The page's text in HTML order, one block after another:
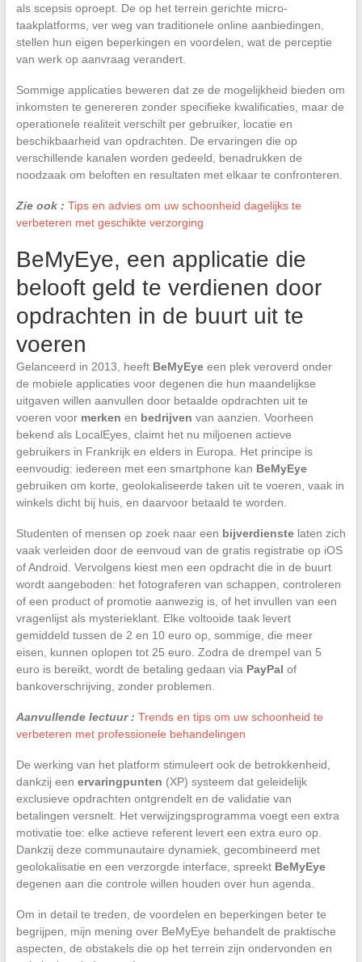
als scepsis oproept. De op het terrein gerichte micro-
taakplatforms, ver weg van traditionele online aanbiedingen,
stellen hun eigen beperkingen en voordelen, wat de perceptie
van werk op aanvraag verandert.
Sommige applicaties beweren dat ze de mogelijkheid bieden om
inkomsten te genereren zonder specifieke kwalificaties, maar de
operationele realiteit verschilt per gebruiker, locatie en
beschikbaarheid van opdrachten. De ervaringen die op
verschillende kanalen worden gedeeld, benadrukken de
noodzaak om beloften en resultaten met elkaar te confronteren.
Zie ook : Tips en advies om uw schoonheid dagelijks te
verbeteren met geschikte verzorging
BeMyEye, een applicatie die
belooft geld te verdienen door
opdrachten in de buurt uit te
voeren
Gelanceerd in 2013, heeft BeMyEyeeen plek veroverd onder
de mobiele applicaties voor degenen die hun maandelijkse
uitgaven willen aanvullen door betaalde opdrachten uit te
voeren voor merken en bedrijven van aanzien. Voorheen
bekend als LocalEyes, claimt het nu miljoenen actieve
gebruikers in Frankrijk en elders in Europa. Het principe is
eenvoudig: iedereen met een smartphone kan BeMyEye
gebruiken om korte, geolokaliseerde taken uit te voeren, vaak in
winkels dicht bij huis, en daarvoor betaald te worden.
Studenten of mensen op zoek naar een bijverdienstelaten zich
vaak verleiden door de eenvoud van de gratis registratie op iOS
of Android. Vervolgens kiest men een opdracht die in de buurt
wordt aangeboden: het fotograferen van schappen, controleren
of een product of promotie aanwezig is, of het invullen van een
vragenlijst als mysterieklant. Elke voltooide taak levert
gemiddeld tussen de 2 en 10 euro op, sommige, die meer
eisen, kunnen oplopen tot 25 euro. Zodra de drempel van 5
euro is bereikt, wordt de betaling gedaan via PayPal of
bankoverschrijving, zonder problemen.
Aanvullende lectuur : Trends en tips om uw schoonheid te
verbeteren met professionele behandelingen
De werking van het platform stimuleert ook de betrokkenheid,
dankzij een ervaringpunten (XP) systeem dat geleidelijk
exclusieve opdrachten ontgrendelt en de validatie van
betalingen versnelt. Het verwijzingsprogramma voegt een extra
motivatie toe: elke actieve referent levert een extra euro op.
Dankzij deze communautaire dynamiek, gecombineerd met
geolokalisatie en een verzorgde interface, spreekt BeMyEye
degenen aan die controle willen houden over hun agenda.
Om in detail te treden, de voordelen en beperkingen beter te
begrijpen, mijn mening over BeMyEye behandelt de praktische
aspecten, de obstakels die op het terrein zijn ondervonden en